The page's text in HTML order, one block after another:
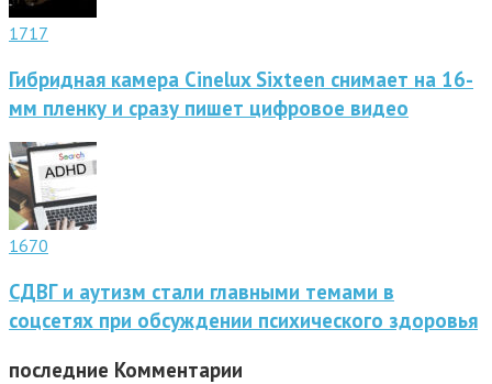
1717
Гибридная камера Cinelux Sixteen снимает на 16-
мм пленку и сразу пишет цифровое видео
1670
СДВГ и аутизм стали главными темами в
соцсетях при обсуждении психического здоровья
последние Комментарии